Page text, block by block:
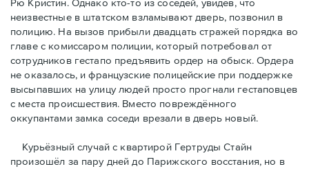
Рю Кристин. Однако кто-то из соседей, увидев, что
неизвестные в штатском взламывают дверь, позвонил в
полицию. На вызов прибыли двадцать стражей порядка во
главе с комиссаром полиции, который потребовал от
сотрудников гестапо предъявить ордер на обыск. Ордера
не оказалось, и французские полицейские при поддержке
высыпавших на улицу людей просто прогнали гестаповцев
с места происшествия. Вместо повреждённого
оккупантами замка соседи врезали в дверь новый.
Курьёзный случай с квартирой Гертруды Стайн
произошёл за пару дней до Парижского восстания, но в